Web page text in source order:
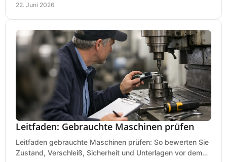
22. Juni 2026
Leitfaden: Gebrauchte Maschinen prüfen
Leitfaden gebrauchte Maschinen prüfen: So bewerten Sie
Zustand, Verschleiß, Sicherheit und Unterlagen vor dem